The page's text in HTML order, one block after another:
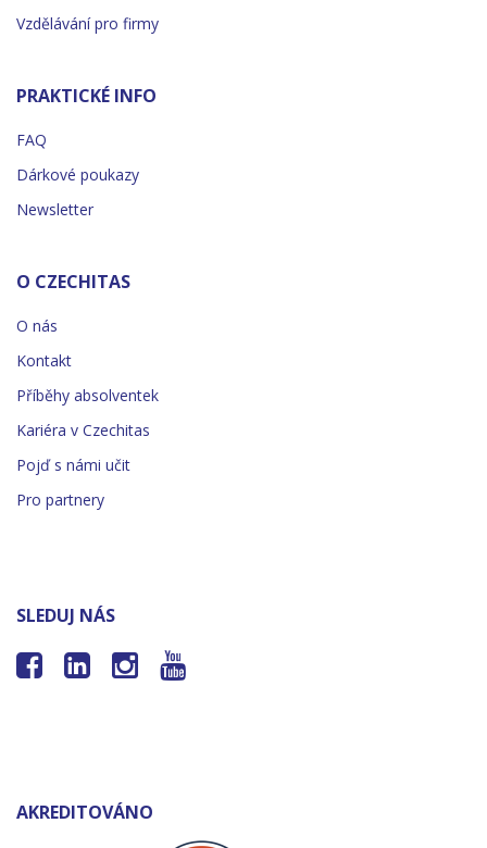
Vzdělávání pro firmy
PRAKTICKÉ INFO
FAQ
Dárkové poukazy
Newsletter
O CZECHITAS
O nás
Kontakt
Příběhy absolventek
Kariéra v Czechitas
Pojď s námi učit
Pro partnery
SLEDUJ NÁS
   
AKREDITOVÁNO